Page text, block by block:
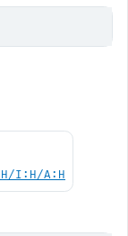
I:H/A:H